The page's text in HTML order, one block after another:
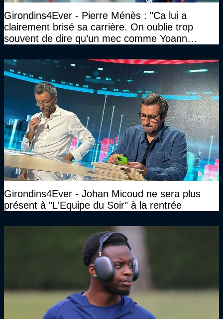
Girondins4Ever - Pierre Ménès : "Ca lui a
clairement brisé sa carrière. On oublie trop
souvent de dire qu’un mec comme Yoann
Girondins4Ever - Johan Micoud ne sera plus
présent à "L'Equipe du Soir" à la rentrée